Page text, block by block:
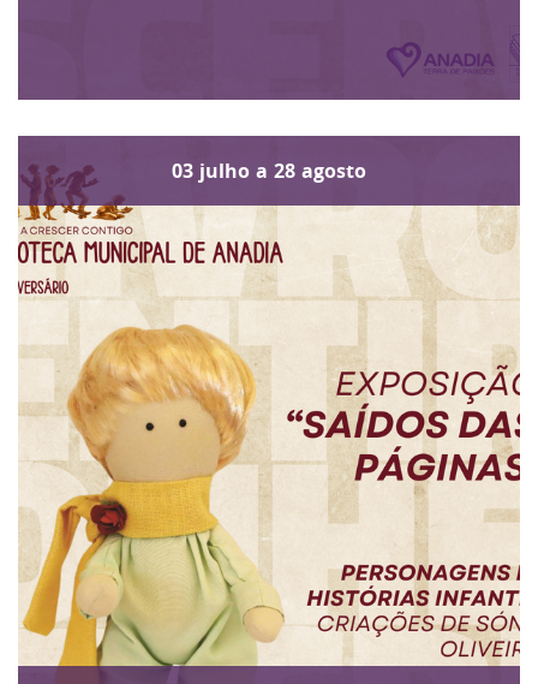
03 julho a 28 agosto